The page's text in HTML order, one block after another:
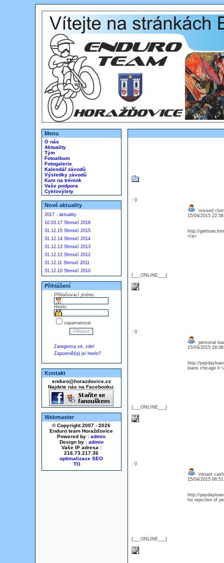
Menu
O nás
Aktuality
Tým
Fotoalbum
Fotogalerie
Kalendář závodů
Výsledky závodů
Kam na trénink
Vaše podpora
Cyklovýlety
Nové aktuality
2017 - aktuality
10.03.17 Shrnutí 2016
31.12.15 Shrnutí 2015
31.12.14 Shrnutí 2014
31.12.13 Shrnutí 2013
31.12.12 Shrnutí 2012
31.12.11 Shrnutí 2011
31.12.10 Shrnutí 2010
Přihlášení
Přihlašovací jméno:
Heslo:
zapamatovat
Zaregistruj se, zde!
Zapomněl(a) jsi heslo?
Kontakt
enduro@horazdovice.cz
Najdete nás na Facebooku:
Webmaster
© Copyright 2007 - 2026
Enduro team Horažďovice
Powered by : admin
Design by : admin
Vaše IP adresa :
216.73.217.36
optimalizace SEO
: 0
{___ONLINE___}
missed
15/04/2015
http://
</a>
: 0
{___ONLINE___}
personal
15/04/2015
http://
loans chicago il
: 0
{___ONLINE___}
instant
15/04/2015
http://
for rejection of